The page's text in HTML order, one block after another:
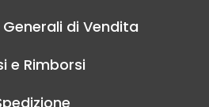
di Vendita
e Rimborsi